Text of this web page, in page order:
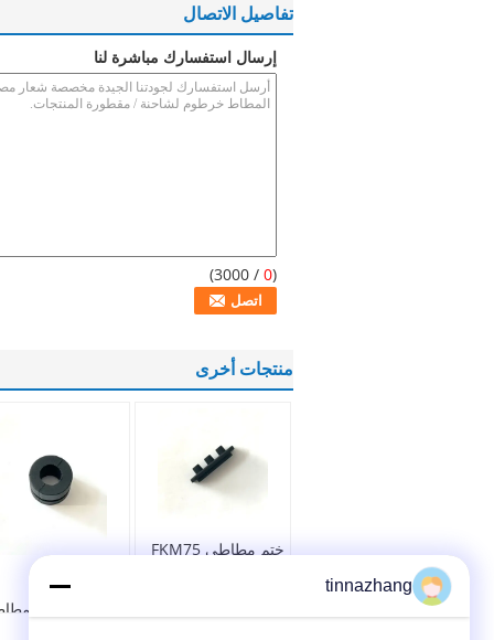
تفاصيل الاتصال
إرسال استفسارك مباشرة لنا
(
0
/ 3000)
منتجات أخرى
FKM65K غطاء
المطاط أجزاء
ختم مطاطي FKM75
tinnazhang